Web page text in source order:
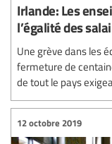
Irlande: Les
l’égalité des
Une grève dans les
fermeture de
de tout le pays
12 octobre 2019